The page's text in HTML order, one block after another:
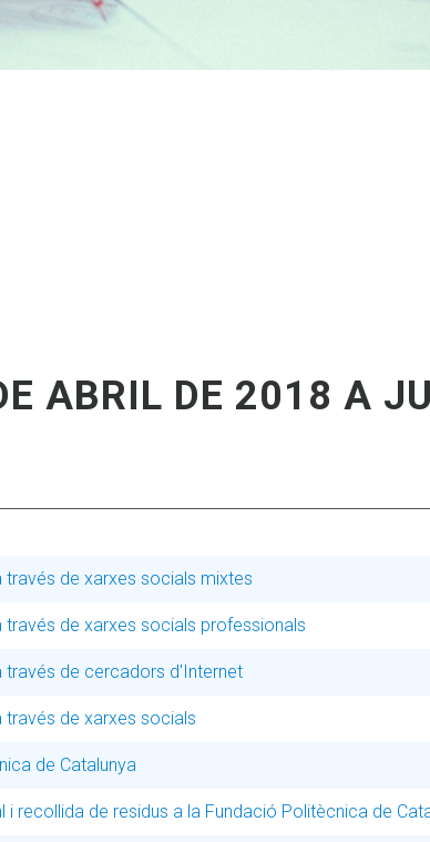
ABRIL DE 2018 A
de xarxes socials mixtes
de xarxes socials professionals
de cercadors d'Internet
de xarxes socials
de Catalunya
recollida de residus a la Fundació Politècnica de